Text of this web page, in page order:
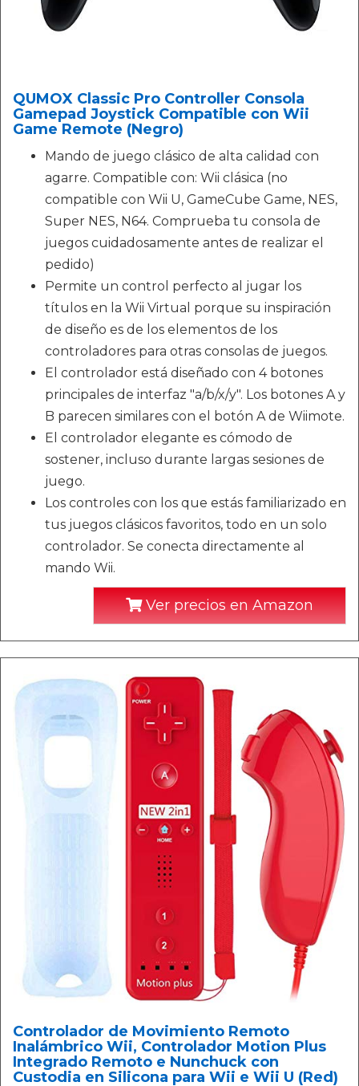
QUMOX Classic Pro Controller Consola
Gamepad Joystick Compatible con Wii
Game Remote (Negro)
Mando de juego clásico de alta calidad con
agarre. Compatible con: Wii clásica (no
compatible con Wii U, GameCube Game, NES,
Super NES, N64. Comprueba tu consola de
juegos cuidadosamente antes de realizar el
pedido)
Permite un control perfecto al jugar los
títulos en la Wii Virtual porque su inspiración
de diseño es de los elementos de los
controladores para otras consolas de juegos.
El controlador está diseñado con 4 botones
principales de interfaz "a/b/x/y". Los botones A y
B parecen similares con el botón A de Wiimote.
El controlador elegante es cómodo de
sostener, incluso durante largas sesiones de
juego.
Los controles con los que estás familiarizado en
tus juegos clásicos favoritos, todo en un solo
controlador. Se conecta directamente al
mando Wii.
Ver precios en Amazon
Controlador de Movimiento Remoto
Inalámbrico Wii, Controlador Motion Plus
Integrado Remoto e Nunchuck con
Custodia en Silicona para Wii e Wii U (Red)